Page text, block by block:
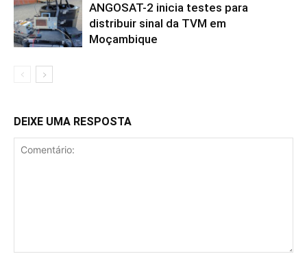
ANGOSAT-2 inicia testes para
distribuir sinal da TVM em
Moçambique
DEIXE UMA RESPOSTA